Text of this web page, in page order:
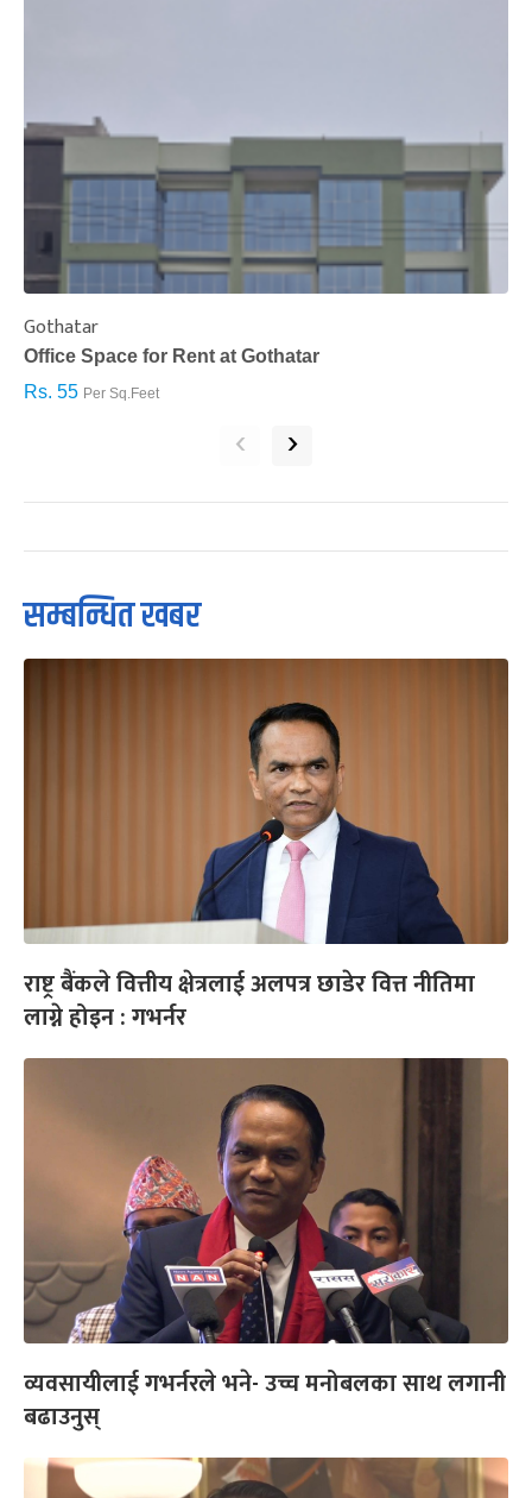
Gothatar
Office Space for Rent at Gothatar
Rs. 55 Per Sq.Feet
‹ ›
सम्बन्धित खबर
राष्ट्र बैंकले वित्तीय क्षेत्रलाई अलपत्र छाडेर वित्त नीतिमा
लाग्ने होइन : गभर्नर
व्यवसायीलाई गभर्नरले भने- उच्च मनोबलका साथ लगानी
बढाउनुस्